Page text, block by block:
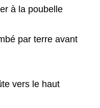
à la poubelle
par terre avant
vers le haut